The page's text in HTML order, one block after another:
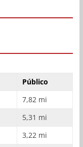
Público
7,82 mi
5,31 mi
3,22 mi